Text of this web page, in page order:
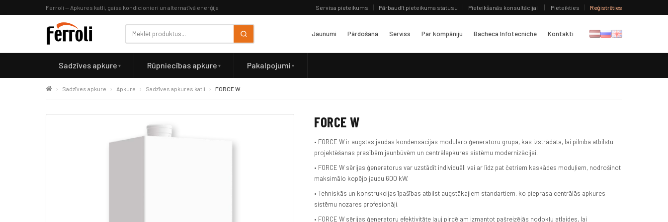
Ferroli — Apkures katli, gaisa kondicionieri un alternatīvā enerģija Servisa pieteikums Pārbaudīt pieteikuma statusu Pieteikšanās konsultācijai Pieteikties Reģistrēties
Jaunumi Pārdošana Serviss Par kompāniju Bacheca Infotecniche Kontakti
Sadzīves apkure Rūpniecības apkure Pakalpojumi
Sadzīves apkure Apkure Sadzīves apkures katli FORCE W
FORCE W
• FORCE W ir augstas jaudas kondensācijas modulāro ģeneratoru grupa, kas izstrādāta, lai pilnībā atbilstu
projektēšanas prasībām jaunbūvēm un centrālapkures sistēmu modernizācijai.
• FORCE W sērijas ģeneratorus var uzstādīt individuāli vai ar līdz pat četriem kaskādes moduļiem, nodrošinot
maksimālo kopējo jaudu 600 kW.
• Tehniskās un konstrukcijas īpašības atbilst augstākajiem standartiem, ko pieprasa centrālās apkures
sistēmu nozares profesionāļi.
• FORCE W sērijas ģeneratoru efektivitāte ļauj pircējam izmantot pašreizējās nodokļu atlaides, lai